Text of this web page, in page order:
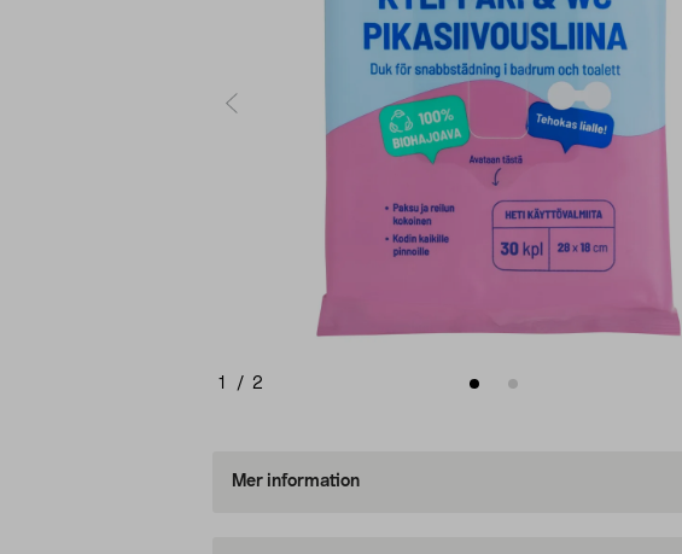
1 / 2
Mer information